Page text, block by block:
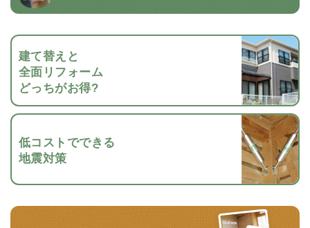
建て替えと
全面リフォーム
どっちがお得?
低コストでできる
地震対策